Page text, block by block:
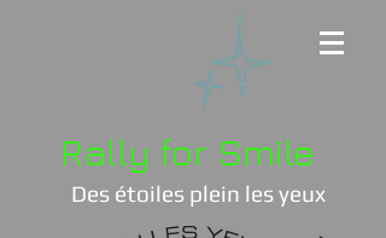
Rally for Smile
Des étoiles plein les yeux